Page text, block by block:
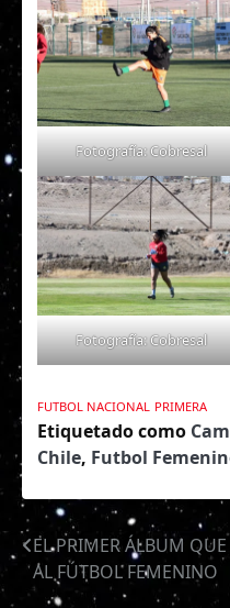
Fotografía: Cobresal
Fotografía: Cobresal
FUTBOL NACIONAL PRIMERA
Etiquetado como
Chile, Futbol
Navegación
de
EL PRIMER ÁLBUM
AL FÚTBOL FEMENINO